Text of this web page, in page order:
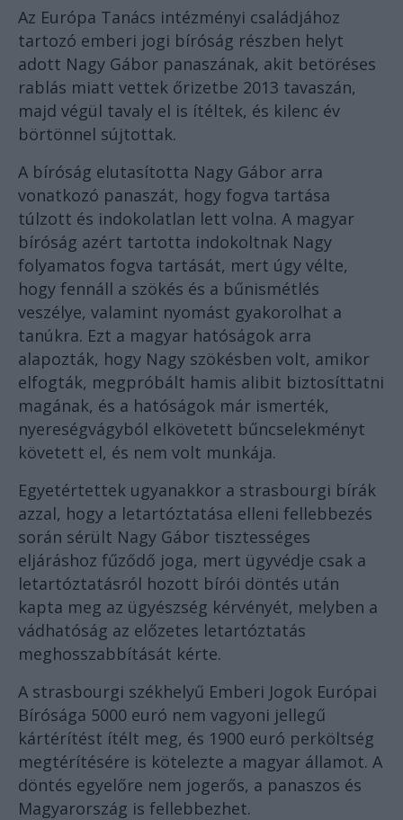
Az Európa Tanács intézményi családjához
tartozó emberi jogi bíróság részben helyt
adott Nagy Gábor panaszának, akit betöréses
rablás miatt vettek őrizetbe 2013 tavaszán,
majd végül tavaly el is ítéltek, és kilenc év
börtönnel sújtottak.
A bíróság elutasította Nagy Gábor arra
vonatkozó panaszát, hogy fogva tartása
túlzott és indokolatlan lett volna. A magyar
bíróság azért tartotta indokoltnak Nagy
folyamatos fogva tartását, mert úgy vélte,
hogy fennáll a szökés és a bűnismétlés
veszélye, valamint nyomást gyakorolhat a
tanúkra. Ezt a magyar hatóságok arra
alapozták, hogy Nagy szökésben volt, amikor
elfogták, megpróbált hamis alibit biztosíttatni
magának, és a hatóságok már ismerték,
nyereségvágyból elkövetett bűncselekményt
követett el, és nem volt munkája.
Egyetértettek ugyanakkor a strasbourgi bírák
azzal, hogy a letartóztatása elleni fellebbezés
során sérült Nagy Gábor tisztességes
eljáráshoz fűződő joga, mert ügyvédje csak a
letartóztatásról hozott bírói döntés után
kapta meg az ügyészség kérvényét, melyben a
vádhatóság az előzetes letartóztatás
meghosszabbítását kérte.
A strasbourgi székhelyű Emberi Jogok Európai
Bírósága 5000 euró nem vagyoni jellegű
kártérítést ítélt meg, és 1900 euró perköltség
megtérítésére is kötelezte a magyar államot. A
döntés egyelőre nem jogerős, a panaszos és
Magyarország is fellebbezhet.